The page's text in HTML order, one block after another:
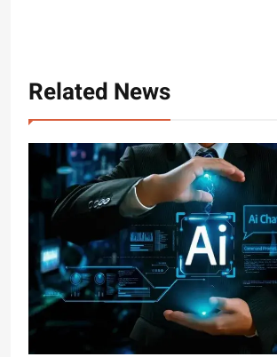
Related News